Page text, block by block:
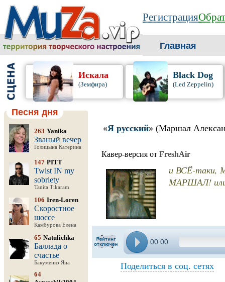
Регистрация
Главная
Искала
(Земфира)
Black Dog
(Led Zeppelin)
Песня дня
263 Yanika
Званый вечер
Голицына Катерина
147 PITT
Twist IN my
sobriety
Tanita Tikaram
106 Iren-Loren
Скоростное
шоссе
Камбурова Елена
65 Natulichka
Баллада о
счастье
Бакуменко Яна
64
«Я русский» (Маршал
Кавер-версия от FreshAir
и ВСЁ-
МАРШАЛ!
00:00
Поделиться в соц. сетях